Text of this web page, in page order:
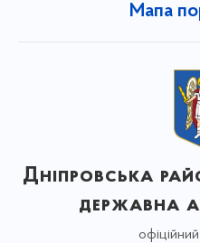
Мапа
Дніпровська
державна